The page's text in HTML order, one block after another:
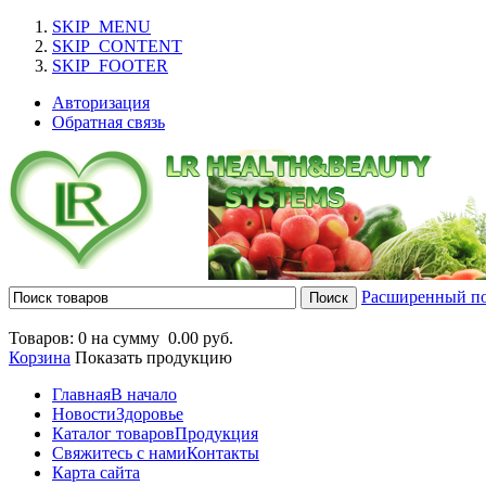
SKIP_MENU
SKIP_CONTENT
SKIP_FOOTER
Авторизация
Обратная связь
Расширенный
Товаров: 0 на сумму 0.00 руб.
Корзина Показать продукцию
ГлавнаяВ начало
НовостиЗдоровье
Каталог товаровПродукция
Свяжитесь с намиКонтакты
Карта сайта